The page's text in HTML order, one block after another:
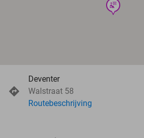
wellness
Deventer
Walstraat 58
Routebeschrijving